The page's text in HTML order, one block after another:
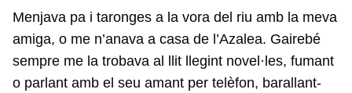
Menjava pa i taronges a la vora del riu amb la meva
amiga, o me n’anava a casa de l’Azalea. Gairebé
sempre me la trobava al llit llegint novel·les, fumant
o parlant amb el seu amant per telèfon, barallant-